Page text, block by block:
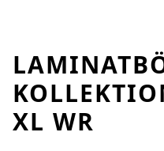
XL WR